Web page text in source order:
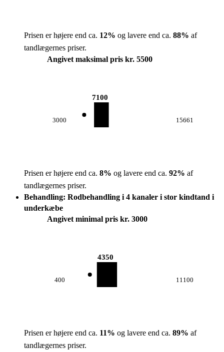
Prisen er højere end ca. 12% og lavere end ca. 88% af
tandlægernes priser.
Angivet maksimal pris kr. 5500
3000
7100
15661
Prisen er højere end ca. 8% og lavere end ca. 92% af
tandlægernes priser.
Behandling: Rodbehandling i 4 kanaler i stor kindtand i
underkæbe
Angivet minimal pris kr. 3000
400
4350
11100
Prisen er højere end ca. 11% og lavere end ca. 89% af
tandlægernes priser.